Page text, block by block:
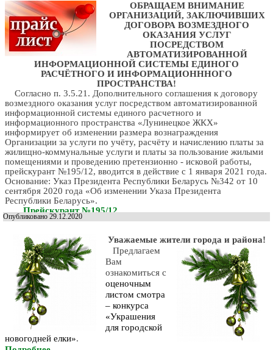
ОБРАЩАЕМ ВНИМАНИЕ
ОРГАНИЗАЦИЙ, ЗАКЛЮЧИВШИХ
ДОГОВОРА ВОЗМЕЗДНОГО
ОКАЗАНИЯ УСЛУГ
ПОСРЕДСТВОМ
АВТОМАТИЗИРОВАННОЙ
ИНФОРМАЦИОННОЙ СИСТЕМЫ ЕДИНОГО
РАСЧЁТНОГО И ИНФОРМАЦИОНННОГО
ПРОСТРАНСТВА!
Согласно п. 3.5.21. Дополнительного соглашения к договору
возмездного оказания услуг посредством автоматизированной
информационной системы единого расчетного и
информационного пространства «Лунинецкое ЖКХ»
информирует об изменении размера вознаграждения
Организации за услуги по учёту, расчёту и начислению платы за
жилищно-коммунальные услуги и платы за пользование жилыми
помещениями и проведению претензионно - исковой работы,
прейскурант №195/12, вводится в действие с 1 января 2021 года.
Основание: Указ Президента Республики Беларусь №342 от 10
сентября 2020 года «Об изменении Указа Президента
Республики Беларусь».
Прейскурант №195/12.
Опубликовано 29.12.2020
Уважаемые жители города и района!
Предлагаем
Вам
ознакомиться с
оценочным
листом смотра
– конкурса
«Украшения
для городской
новогодней елки».